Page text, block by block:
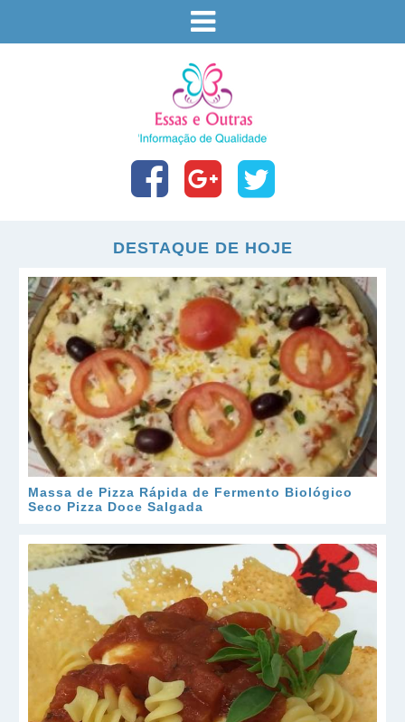
DESTAQUE DE HOJE
Massa de Pizza Rápida de Fermento Biológico
Seco Pizza Doce Salgada